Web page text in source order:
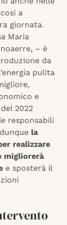
a
giornata.
Maria
– è
da
pulita
e
2022
responsabili
la
realizzare
migliorerà
e sposterà il